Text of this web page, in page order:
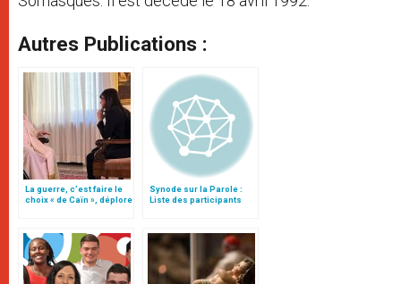
Autres Publications :
La guerre, c’est faire le
choix « de Caïn », déplore
Synode sur la Parole :
Liste des participants